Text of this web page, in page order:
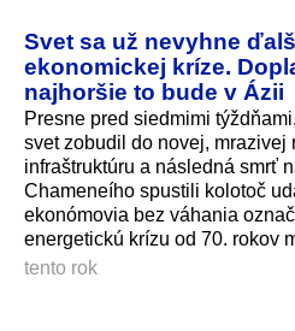
Svet sa už nevyhne
ekonomickej kríze.
najhoršie to bude v Ázii
Presne pred siedmimi
svet zobudil do novej, mrazivej
infraštruktúru a následná smrť
Chameneího spustili kolotoč
ekonómovia bez váhania
energetickú krízu od 70. rokov
tento rok